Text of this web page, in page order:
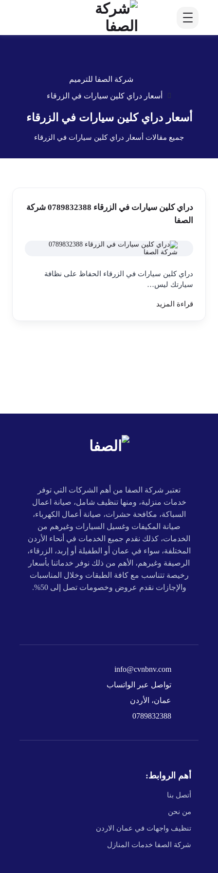
شركة الصفا للترميم
أسعار دراي كلين سيارات في الزرقاء
أسعار دراي كلين سيارات في الزرقاء
جميع مقالات أسعار دراي كلين سيارات في الزرقاء
دراي كلين سيارات في الزرقاء 0789832388 شركة
الصفا
دراي كلين سيارات في الزرقاء الحفاظ على نظافة
سيارتك ليس…
قراءة المزيد
تعتبر شركة الصفا من أهم الشركات التي توفر
خدمات منزلية، ومنها تنظيف شامل، صيانة اعمال
السباكة، مكافحة حشرات، صيانة أعمال الكهرباء،
صيانة المكيفات وغسيل السيارات وغيرهم من
الخدمات، كذلك نقدم جميع الخدمات في أنحاء الأردن
المختلفة، سواء في عمان أو الطفيلة أو إربد، الزرقاء،
الرصيفة وغيرهم، الأهم من ذلك نوفر خدماتنا بأسعار
رخيصة تتناسب مع كافة الطبقات وخلال المناسبات
والإجازات نقدم عروض وخصومات تصل إلى 50%.
info@cvnbnv.com
تواصل عبر الواتساب
عمان، الأردن
0789832388
أهم الروابط:
أتصل بنا
من نحن
تنظيف واجهات في عمان الاردن
شركة الصفا خدمات المنازل